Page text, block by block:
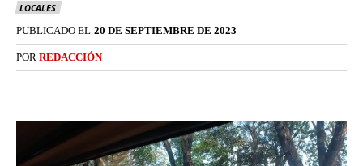
LOCALES
PUBLICADO EL 20 DE SEPTIEMBRE DE 2023
POR REDACCIÓN